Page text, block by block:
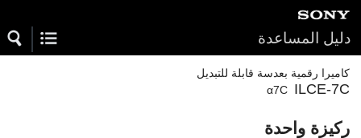
دليل المساعدة
كاميرا رقمية بعدسة قابلة للتبديل
ILCE-7C
α7C
ركيزة واحدة